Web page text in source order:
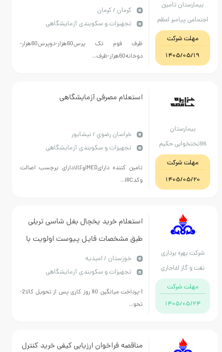
بیمارستان تامین
اجتماعی پیامبر اعظم
کرمان
مهلت شرکت
1405/05/19
خانه صبحانه 60هزار-
كرمان / کرمان
تجهیزات و سکوبندی آزمایشگاهی
ظرف فوم تک پرس60هزار-دوپرس60هزار-
دوخانه60هزار-ظرف...
بیمارستان
96تختخوابی حکیم
نیشابور
مهلت شرکت
1405/05/20
استعلام مصرفی آزمایشگاهی
خراسان رضوي / نیشابور
تجهیزات و سکوبندی آزمایشگاهی
تامین کننده دارایIMEDوکالادارای برچسب اصالت
وکدIRC...
شرکت بهره برداری
نفت و گاز اغاجاری
مهلت شرکت
1405/05/24
استعلام خرید یخچال بغل شاسی تریلی
طبق مشخصات فایل پیوست اولویت با
کالای ایرانی. توجه توجه : بارگذاری
مشخصات فنی و پیش فاکتور الزامیست .
خوزستان / امیدیه
تجهیزات و سکوبندی آزمایشگاهی
1-پرداخت میانگین 90 روز کاری پس از تحویل کالا2-
تحو...
مناقصه فراخوان ارزیابی کیفی خريد كنترل